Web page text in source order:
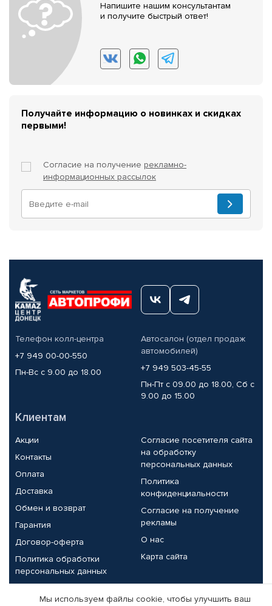
Напишите нашим консультантам
и получите быстрый ответ!
Получайте информацию о новинках и скидках
первыми!
Согласие на получение рекламно-
информационных рассылок
Телефон колл-центра
+7 949 00-00-550
Пн-Вс с 9.00 до 18.00
Автосалон (отдел продаж
автомобилей)
+7 949 503-45-55
Пн-Пт с 09.00 до 18.00, Сб с
9.00 до 15.00
Клиентам
Акции
Контакты
Оплата
Доставка
Обмен и возврат
Гарантия
Договор-оферта
Политика обработки
персональных данных
Согласие посетителя сайта
на обработку
персональных данных
Политика
конфиденциальности
Согласие на получение
рекламы
О нас
Карта сайта
Партнерам
Мы используем файлы cookie, чтобы улучшить ваш